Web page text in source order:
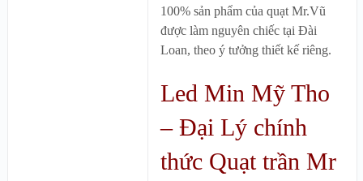
100% sản phẩm của quạt Mr.Vũ
được làm nguyên chiếc tại Đài
Loan, theo ý tưởng thiết kế riêng.
Led Min Mỹ Tho
– Đại Lý chính
thức Quạt trần Mr